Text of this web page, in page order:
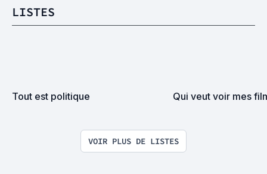
LISTES
Tout est politique Qui veut voir mes
VOIR PLUS DE LISTES